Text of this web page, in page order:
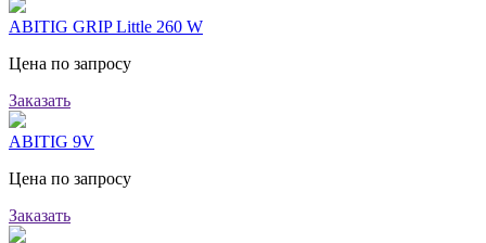
ABITIG GRIP Little 260 W
Цена по запросу
Заказать
ABITIG 9V
Цена по запросу
Заказать